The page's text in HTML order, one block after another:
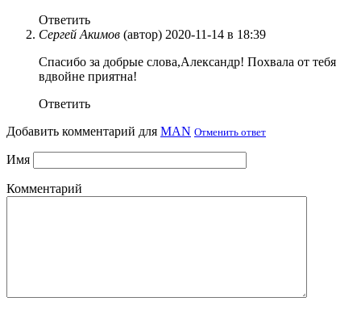
Ответить
Сергей Акимов (автор) 2020-11-14 в 18:39
Спасибо за добрые слова,Александр! Похвала от тебя
вдвойне приятна!
Ответить
Добавить комментарий для MAN Отменить ответ
Имя
Комментарий